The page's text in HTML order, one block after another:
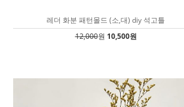
레더 화분 패턴몰드 (소,대) diy 석고틀
12,000원 10,500원